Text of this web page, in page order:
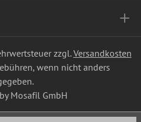
zzgl.Versandkosten
wenn nicht anders
Mosafil GmbH